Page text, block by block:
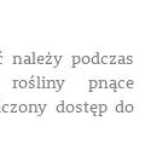
podczas
rośliny pnące
dostęp do